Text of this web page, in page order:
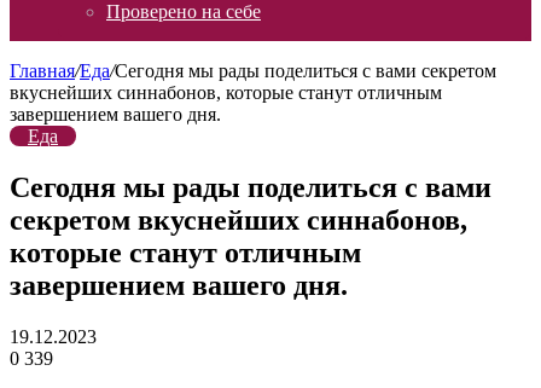
Проверено на себе
Главная/Еда/Сегодня мы рады поделиться с вами секретом
вкуснейших синнабонов, которые станут отличным
завершением вашего дня.
Еда
Сегодня мы рады поделиться с вами
секретом вкуснейших синнабонов,
которые станут отличным
завершением вашего дня.
19.12.2023
0 339